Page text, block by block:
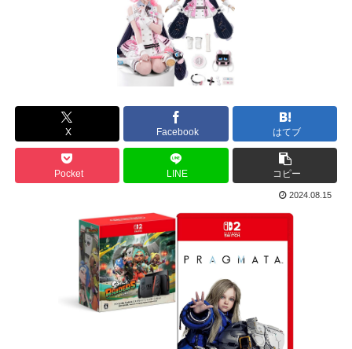
X Facebook はてブ
Pocket LINE コピー
2024.08.15